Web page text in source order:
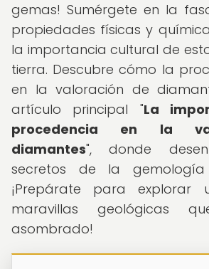
gemas! Sumérgete en la
propiedades físicas y
la importancia cultural de
tierra. Descubre cómo la
en la valoración de
artículo principal "La
procedencia en la
diamantes", donde
secretos de la
¡Prepárate para explorar
maravillas geológicas
asombrado!